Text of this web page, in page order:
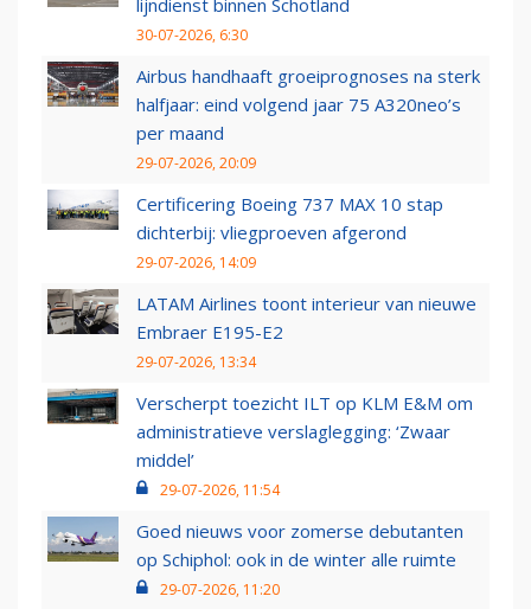
lijndienst binnen Schotland
30-07-2026, 6:30
Airbus handhaaft groeiprognoses na sterk
halfjaar: eind volgend jaar 75 A320neo’s
per maand
29-07-2026, 20:09
Certificering Boeing 737 MAX 10 stap
dichterbij: vliegproeven afgerond
29-07-2026, 14:09
LATAM Airlines toont interieur van nieuwe
Embraer E195-E2
29-07-2026, 13:34
Verscherpt toezicht ILT op KLM E&M om
administratieve verslaglegging: ‘Zwaar
middel’
29-07-2026, 11:54
Goed nieuws voor zomerse debutanten
op Schiphol: ook in de winter alle ruimte
29-07-2026, 11:20